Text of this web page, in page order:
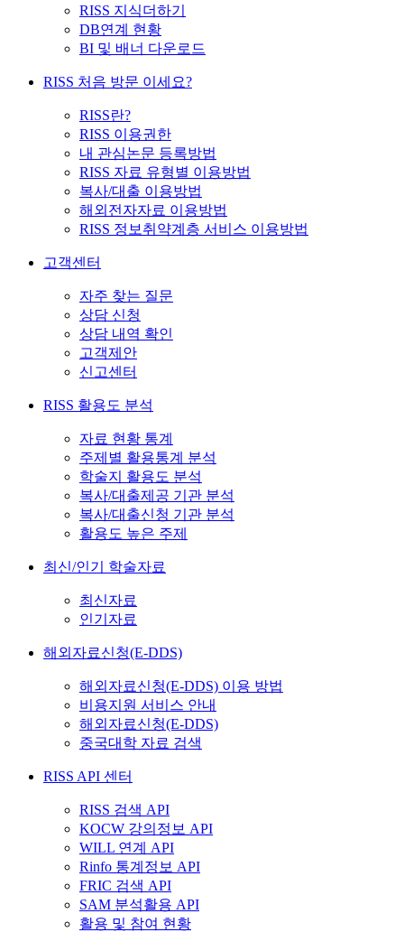
RISS 지식더하기
DB연계 현황
BI 및 배너 다운로드
RISS 처음 방문 이세요?
RISS란?
RISS 이용권한
내 관심논문 등록방법
RISS 자료 유형별 이용방법
복사/대출 이용방법
해외전자자료 이용방법
RISS 정보취약계층 서비스 이용방법
고객센터
자주 찾는 질문
상담 신청
상담 내역 확인
고객제안
신고센터
RISS 활용도 분석
자료 현황 통계
주제별 활용통계 분석
학술지 활용도 분석
복사/대출제공 기관 분석
복사/대출신청 기관 분석
활용도 높은 주제
최신/인기 학술자료
최신자료
인기자료
해외자료신청(E-DDS)
해외자료신청(E-DDS) 이용 방법
비용지원 서비스 안내
해외자료신청(E-DDS)
중국대학 자료 검색
RISS API 센터
RISS 검색 API
KOCW 강의정보 API
WILL 연계 API
Rinfo 통계정보 API
FRIC 검색 API
SAM 분석활용 API
활용 및 참여 현황